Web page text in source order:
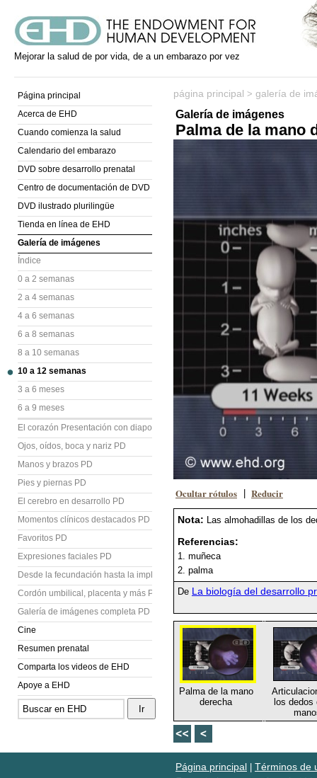
Mejorar la salud de por vida, de a un embarazo por vez
Página principal
Acerca de EHD
Cuando comienza la salud
Calendario del embarazo
DVD sobre desarrollo prenatal
Centro de documentación de DVD
DVD ilustrado plurilingüe
Tienda en línea de EHD
Galería de imágenes
Índice
0 a 2 semanas
2 a 4 semanas
4 a 6 semanas
6 a 8 semanas
8 a 10 semanas
10 a 12 semanas
3 a 6 meses
6 a 9 meses
El corazón Presentación con diapositivas (PD)
Ojos, oídos, boca y nariz PD
Manos y brazos PD
Pies y piernas PD
El cerebro en desarrollo PD
Momentos clínicos destacados PD
Favoritos PD
Expresiones faciales PD
Desde la fecundación hasta la implantación PD
Cordón umbilical, placenta y más PD
Galería de imágenes completa PD
Cine
Resumen prenatal
Comparta los videos de EHD
Apoye a EHD
página principal > galería de
Galería de imágenes
Palma de la mano
Ocultar rótulos Reducir
Nota: Las almohadillas de los
Referencias:
1. muñeca
2. palma
De La biología del desarrollo
Palma de la mano
derecha
los dedos
Página principal
Términos de